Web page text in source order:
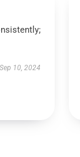
Sep 10, 2024